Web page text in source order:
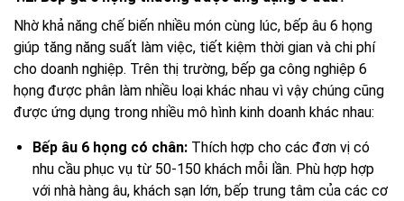
Nhờ khả năng chế biến nhiều món cùng lúc, bếp âu 6 họng
giúp tăng năng suất làm việc, tiết kiệm thời gian và chi phí
cho doanh nghiệp. Trên thị trường, bếp ga công nghiệp 6
họng được phân làm nhiều loại khác nhau vì vậy chúng cũng
được ứng dụng trong nhiều mô hình kinh doanh khác nhau:
Bếp âu 6 họng có chân:Thích hợp cho các đơn vị có
nhu cầu phục vụ từ 50-150 khách mỗi lần. Phù hợp hợp
với nhà hàng âu, khách sạn lớn, bếp trung tâm của các cơ